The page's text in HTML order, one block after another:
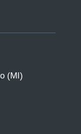
(MI)